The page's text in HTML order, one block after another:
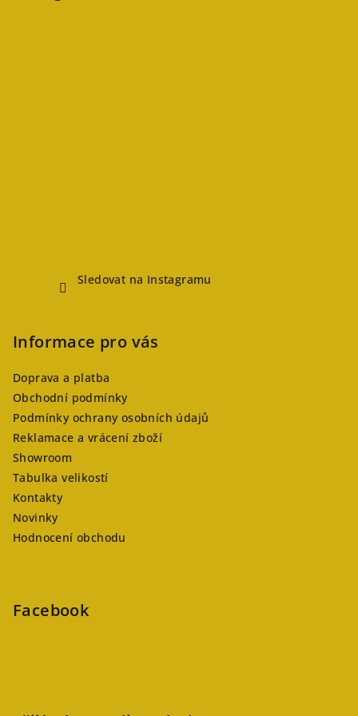
Sledovat na Instagramu
Informace pro vás
Doprava a platba
Obchodní podmínky
Podmínky ochrany osobních údajů
Reklamace a vrácení zboží
Showroom
Tabulka velikostí
Kontakty
Novinky
Hodnocení obchodu
Facebook